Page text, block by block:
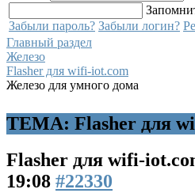
Забыли пароль? Забыли логин?
Главный раздел
Железо
Flasher для wifi-iot.com
Железо для умного дома
ТЕМА: Flasher для
Flasher для wifi-
19:08 #22330